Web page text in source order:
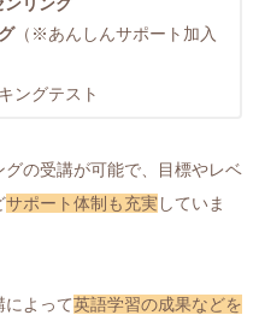
ンリング
（※あんしんサポート加入
ングテスト
の受講が可能で、目標やレベ
サポート体制も充実 していま
によって英語学習の成果などを